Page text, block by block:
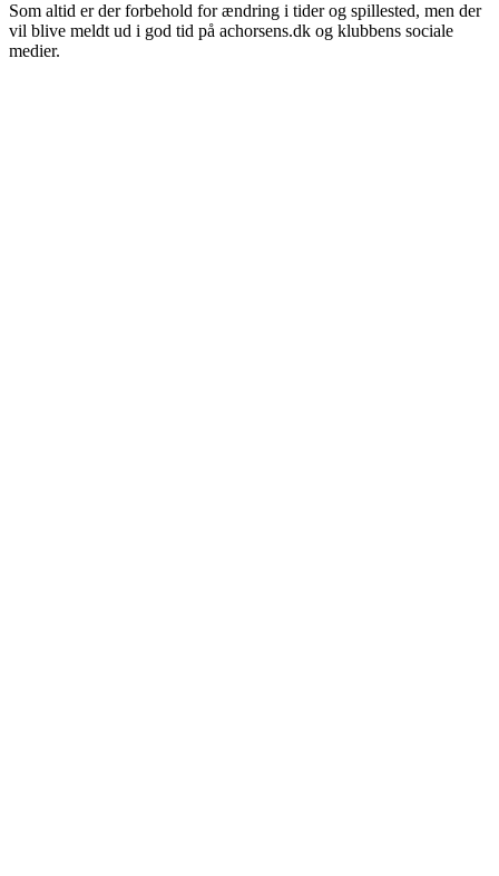
Som altid er der forbehold for ændring i tider og spillested, men der
vil blive meldt ud i god tid på achorsens.dk og klubbens sociale
medier.